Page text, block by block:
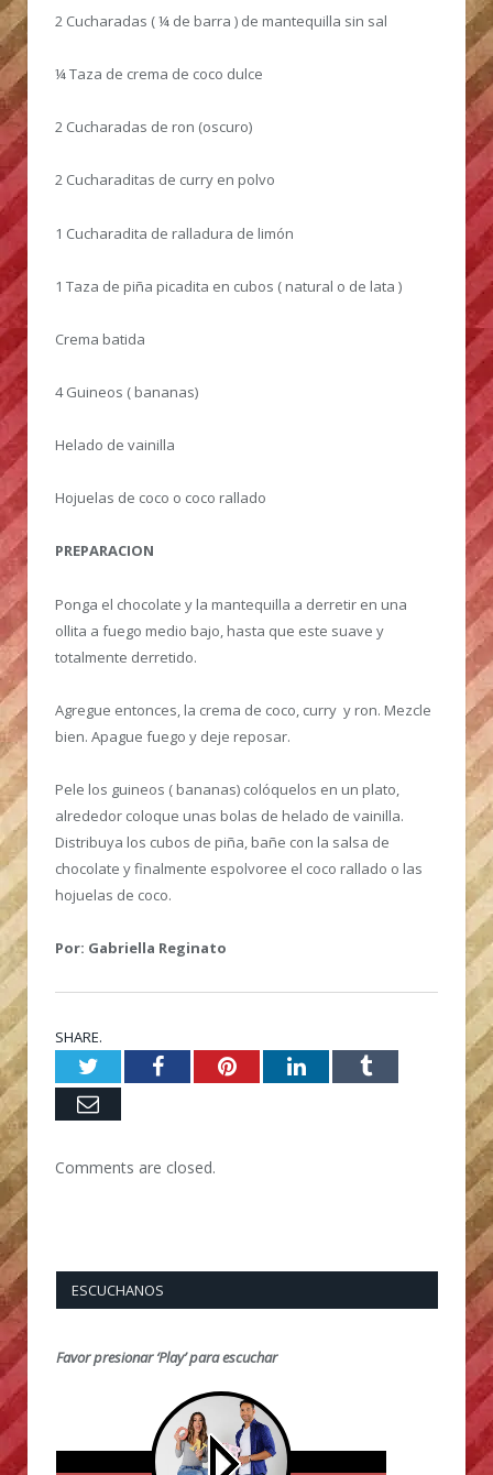
2 Cucharadas ( ¼ de barra ) de mantequilla sin sal
¼ Taza de crema de coco dulce
2 Cucharadas de ron (oscuro)
2 Cucharaditas de curry en polvo
1 Cucharadita de ralladura de limón
1 Taza de piña picadita en cubos ( natural o de lata )
Crema batida
4 Guineos ( bananas)
Helado de vainilla
Hojuelas de coco o coco rallado
PREPARACION
Ponga el chocolate y la mantequilla a derretir en una
ollita a fuego medio bajo, hasta que este suave y
totalmente derretido.
Agregue entonces, la crema de coco, curry y ron. Mezcle
bien. Apague fuego y deje reposar.
Pele los guineos ( bananas) colóquelos en un plato,
alrededor coloque unas bolas de helado de vainilla.
Distribuya los cubos de piña, bañe con la salsa de
chocolate y finalmente espolvoree el coco rallado o las
hojuelas de coco.
Por: Gabriella Reginato
SHARE.
TwitterFacebookPinterestLinkedInTumblr
Email
Comments are closed.
ESCUCHANOS
Favor presionar ‘Play’ para escuchar